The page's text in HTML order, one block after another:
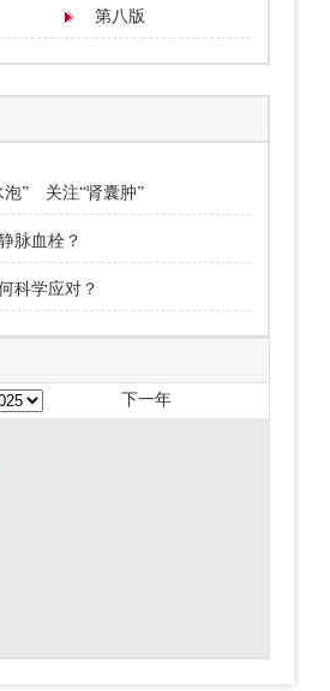
第八版
泡” 关注“肾囊肿”
脉血栓？
科学应对？
下一年